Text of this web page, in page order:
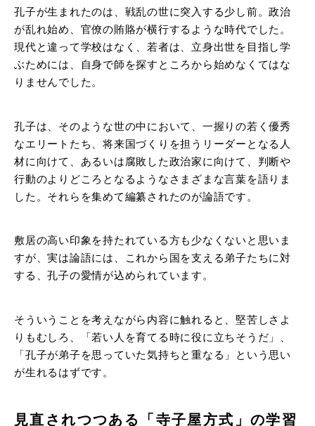
孔子が生まれたのは、戦乱の世に突入する少し前。政治
が乱れ始め、官僚の賄賂が横行するような時代でした。
現代と違って学校はなく、若者は、立身出世を目指し学
ぶためには、自身で師を探すところから始めなくてはな
りませんでした。
孔子は、そのような世の中において、一握りの若く優秀
なエリートたち、将来国づくりを担うリーダーとなる人
材に向けて、あるいは腐敗した政治家に向けて、判断や
行動のよりどころとなるようなさまざまな言葉を語りま
した。それらを集めて編纂されたのが論語です。
敷居の高い印象を持たれている方も少なくないと思いま
すが、実は論語には、これから国を支える弟子たちに対
する、孔子の愛情が込められています。
そういうことを考えながら内容に触れると、堅苦しさよ
りもむしろ、「若い人を育てる時に役に立ちそうだ」、
「孔子が弟子を思っていた気持ちと重なる」という思い
が生れるはずです。
見直されつつある「寺子屋方式」の学習